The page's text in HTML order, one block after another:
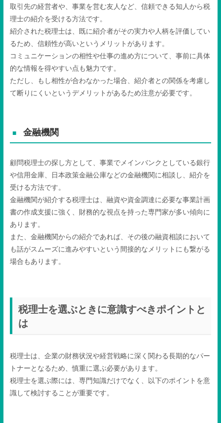
取引先の経営者や、事業を営む友人など、信頼できる知人から税
理士の紹介を受ける方法です。
紹介された税理士は、既に紹介者がその実力や人柄を評価してい
るため、信頼性が高いというメリットがあります。
コミュニケーションの相性や仕事の進め方について、事前に具体
的な情報を得やすい点も魅力です。
ただし、もし相性が合わなかった場合、紹介者との関係を考慮し
て断りにくいというデメリットがあるため注意が必要です。
金融機関
顧問税理士の探し方として、事業でメインバンクとしている銀行
や信用金庫、日本政策金融公庫などの金融機関に相談し、紹介を
受ける方法です。
金融機関が紹介する税理士は、融資や資金調達に必要な事業計画
書の作成支援に強く、財務的な視点を持った専門家が多い傾向に
あります。
また、金融機関からの紹介であれば、その後の融資相談において
も話がスムーズに進みやすいという間接的なメリットにも繋がる
場合もあります。
税理士を選ぶときに意識すべきポイントと
は
税理士は、企業の財務状況や経営戦略に深く関わる長期的なパー
トナーとなるため、慎重に選ぶ必要があります。
税理士を選ぶ際には、専門知識だけでなく、以下のポイントを意
識して検討することが重要です。